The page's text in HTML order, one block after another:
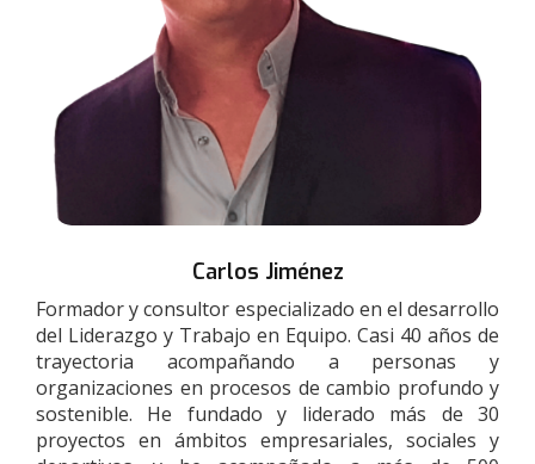
Carlos Jiménez
Formador y consultor especializado en el desarrollo
del Liderazgo y Trabajo en Equipo. Casi 40 años de
trayectoria acompañando a personas y
organizaciones en procesos de cambio profundo y
sostenible. He fundado y liderado más de 30
proyectos en ámbitos empresariales, sociales y